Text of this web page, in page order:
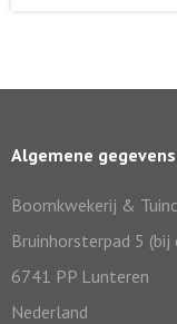
Algemene gegevens
Boomkwekerij &
Bruinhorsterpad 5 (bij
6741 PP Lunteren
Nederland